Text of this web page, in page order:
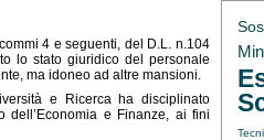
4 e seguenti, del D.L. n.104
lo stato giuridico del personale
ma idoneo ad altre mansioni.
e Ricerca ha disciplinato
dell’Economia e Finanze, ai fini